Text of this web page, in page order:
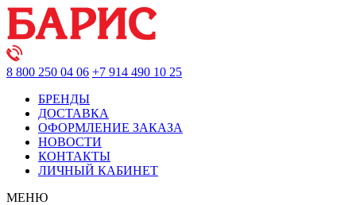
8 800 250 04 06 +7 914 490 10 25
БРЕНДЫ
ДОСТАВКА
ОФОРМЛЕНИЕ ЗАКАЗА
НОВОСТИ
КОНТАКТЫ
ЛИЧНЫЙ КАБИНЕТ
МЕНЮ